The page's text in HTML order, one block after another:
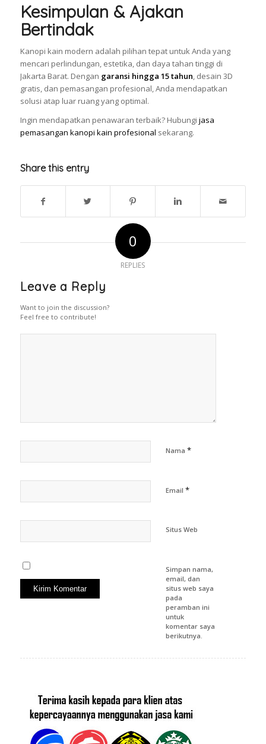
Kesimpulan & Ajakan
Bertindak
Kanopi kain modern adalah pilihan tepat untuk Anda yang
mencari perlindungan, estetika, dan daya tahan tinggi di
Jakarta Barat. Dengan garansi hingga 15 tahun, desain 3D
gratis, dan pemasangan profesional, Anda mendapatkan
solusi atap luar ruang yang optimal.
Ingin mendapatkan penawaran terbaik? Hubungi jasa
pemasangan kanopi kain profesional sekarang.
Share this entry
0
REPLIES
Leave a Reply
Want to join the discussion?
Feel free to contribute!
Nama *
Email *
Situs Web
Simpan nama,
email, dan
situs web saya
pada
peramban ini
untuk
komentar saya
berikutnya.